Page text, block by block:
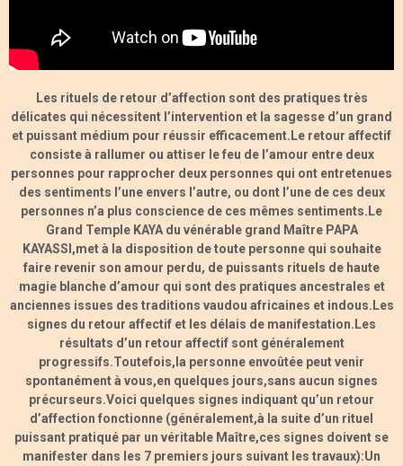
Les rituels de retour d’affection sont des pratiques très
délicates qui nécessitent l’intervention et la sagesse d’un grand
et puissant médium pour réussir efficacement.Le retour affectif
consiste à rallumer ou attiser le feu de l’amour entre deux
personnes pour rapprocher deux personnes qui ont entretenues
des sentiments l’une envers l’autre, ou dont l’une de ces deux
personnes n’a plus conscience de ces mêmes sentiments.Le
Grand Temple KAYA du vénérable grand Maître PAPA
KAYASSI,met à la disposition de toute personne qui souhaite
faire revenir son amour perdu, de puissants rituels de haute
magie blanche d’amour qui sont des pratiques ancestrales et
anciennes issues des traditions vaudou africaines et indous.Les
signes du retour affectif et les délais de manifestation.Les
résultats d’un retour affectif sont généralement
progressifs.Toutefois,la personne envoûtée peut venir
spontanément à vous,en quelques jours,sans aucun signes
précurseurs.Voici quelques signes indiquant qu’un retour
d’affection fonctionne (généralement,à la suite d’un rituel
puissant pratiqué par un véritable Maître,ces signes doivent se
manifester dans les 7 premiers jours suivant les travaux):Un